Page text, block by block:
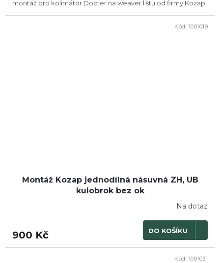
montáž pro kolimátor Docter na weaver lištu od firmy Kozap
Montáž Kozap jednodílná násuvná ZH, UB
kulobrok bez ok
Na dotaz
900 Kč DO KOŠÍKU
Kód: 1001019
Kód: 1001031